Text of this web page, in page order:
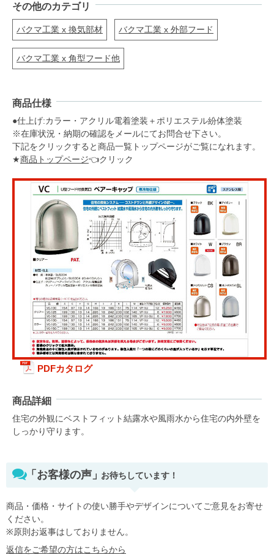
その他のカテゴリ
バクマ工業 x 換気部材 バクマ工業 x 外部フード
バクマ工業 x 角型フード他
商品仕様
●仕上げ:カラー・アクリル電着塗装＋ポリエステル紛体塗装
※在庫状況・納期の確認をメールにてお問合せ下さい。
下記をクリックすると商品一覧トップページがご覧になれます。
★商品トップページ👈クリック
PDFカタログ
商品詳細
住宅の外観にベストフィット結露水や風雨水から住宅の内外壁を
しっかり守ります。
「お客様の声」お待ちしています！
商品・価格・サイトの使い勝手やデザインについてご意見をお寄せ
ください。
※原則お返事はしておりません。
返信をご希望の方はこちらから